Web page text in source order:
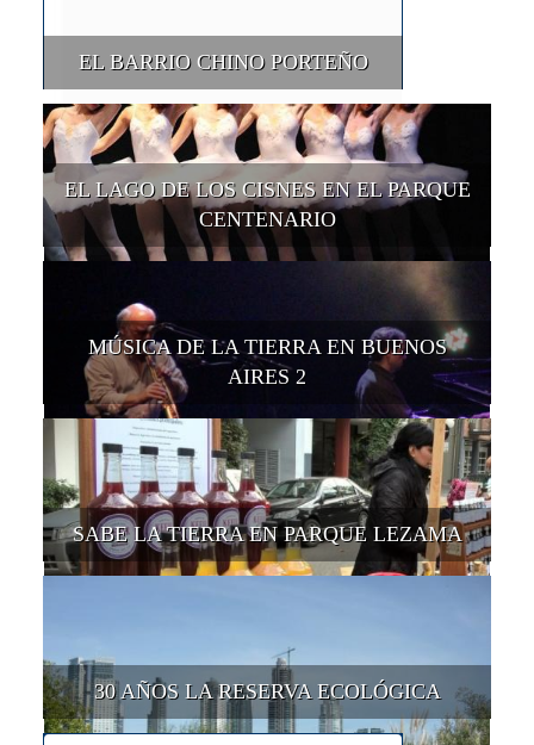
EL BARRIO CHINO PORTEÑO
EL LAGO DE LOS CISNES EN EL PARQUE
CENTENARIO
MÚSICA DE LA TIERRA EN BUENOS
AIRES 2
SABE LA TIERRA EN PARQUE LEZAMA
30 AÑOS LA RESERVA ECOLÓGICA